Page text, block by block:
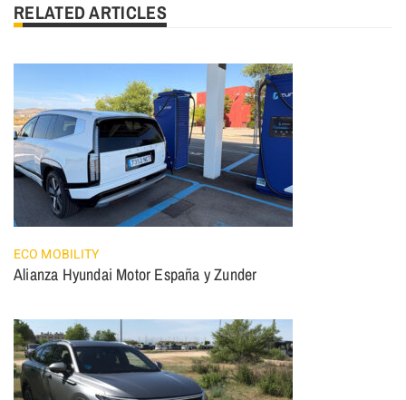
RELATED ARTICLES
ECO MOBILITY
Alianza Hyundai Motor España y Zunder